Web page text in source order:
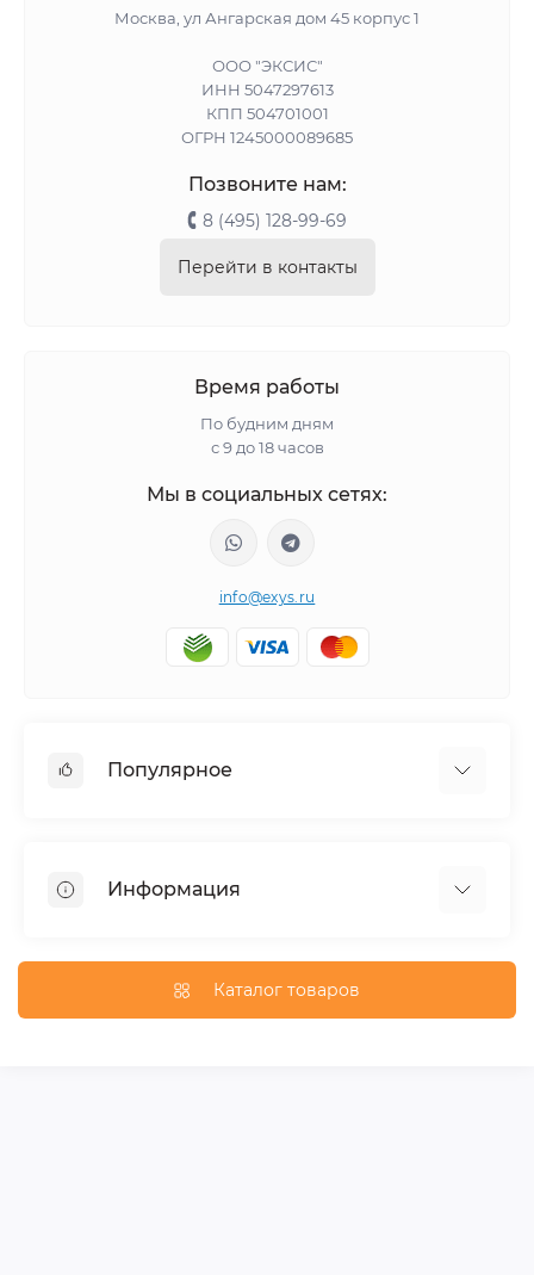
Москва, ул Ангарская дом 45 корпус 1
ООО "ЭКСИС"
ИНН 5047297613
КПП 504701001
ОГРН 1245000089685
Позвоните нам:
8 (495) 128-99-69
Перейти в контакты
Время работы
По будним дням
с 9 до 18 часов
Мы в социальных сетях:
info@exys.ru
Популярное
Багажники на крышу
Информация
Доставка по Санкт-Петербургу
Доставка по России
Каталог товаров